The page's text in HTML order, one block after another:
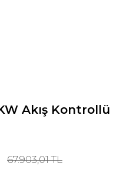
Akış Kontrollü
67.903,01 TL